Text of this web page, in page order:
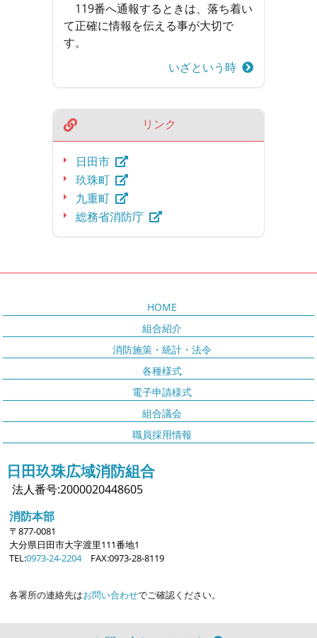
119番へ通報するときは、落ち着い
て正確に情報を伝える事が大切で
す。
いざという時
リンク
日田市
玖珠町
九重町
総務省消防庁
HOME
組合紹介
消防施策・統計・法令
各種様式
電子申請様式
組合議会
職員採用情報
日田玖珠広域消防組合
法人番号:2000020448605
消防本部
〒877-0081
大分県日田市大字渡里111番地1
TEL:0973-24-2204 FAX:0973-28-8119
各署所の連絡先はお問い合わせでご確認ください。